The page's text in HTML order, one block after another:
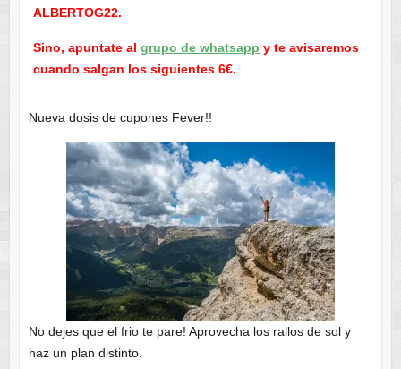
ALBERTOG22.
Sino, apuntate al grupo de whatsapp y te avisaremos
cuando salgan los siguientes 6€.
Nueva dosis de cupones Fever!!
No dejes que el frio te pare! Aprovecha los rallos de sol y
haz un plan distinto.